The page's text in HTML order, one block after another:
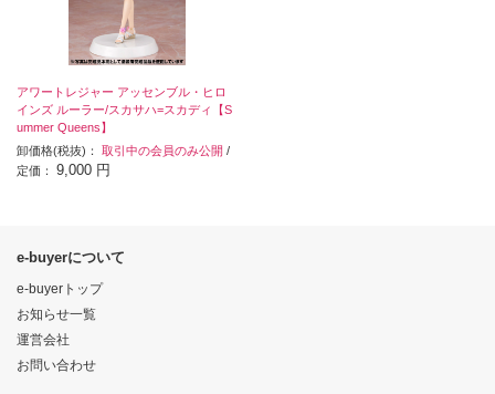
アワートレジャー アッセンブル・ヒロ
インズ ルーラー/スカサハ=スカディ【S
ummer Queens】
卸価格(税抜)： 取引中の会員のみ公開 /
定価： 9,000 円
e-buyerについて
e-buyerトップ
お知らせ一覧
運営会社
お問い合わせ